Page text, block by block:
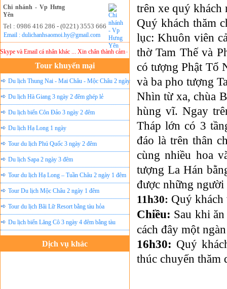
Chi nhánh - Vp Hưng
Yên
Tel : 0986 416 286 - (0221) 3553 666
Email : dulichanhsaomoi.hy@gmail.com
Lưu ý:DU LỊCH ÁNH SAO MỚI
và Email cá nhân khác ... Xin chân thành cảm ơn!
Tour khuyến mại
Du lịch Thung Nai - Mai Châu - Mộc Châu 2 ngày
ghép lẻ
Du lịch Hà Giang 3 ngày 2 đêm ghép lẻ
Du lịch biển Côn Đảo 3 ngày 2 đêm
Du lịch Hạ Long 1 ngày
Tour du lịch Phú Quốc 3 ngày 2 đêm
Du lịch Sapa 2 ngày 3 đêm
Tour du lịch Hạ Long – Tuần Châu 2 ngày 1 đêm
Tour Du lịch Mộc Châu 2 ngày 1 đêm
Tour du lịch Bãi Lữ Resort bằng tàu hỏa
Du lịch biển Lăng Cô 3 ngày 4 đêm bằng tàu
Dịch vụ khác
trên xe quý khách
Quý khách thăm
lục: Khuôn viên
thờ Tam Thế và
có tượng Phật Tổ
và ba pho tượng
Nhìn từ xa, chùa
hùng vĩ. Ngay
Tháp lớn có 3
đáo là trên thân
cùng nhiều hoa
tượng La Hán
được những người
11h30: Quý khách
Chiều: Sau khi
cách đây một
16h30: Quý
thúc chuyến thăm